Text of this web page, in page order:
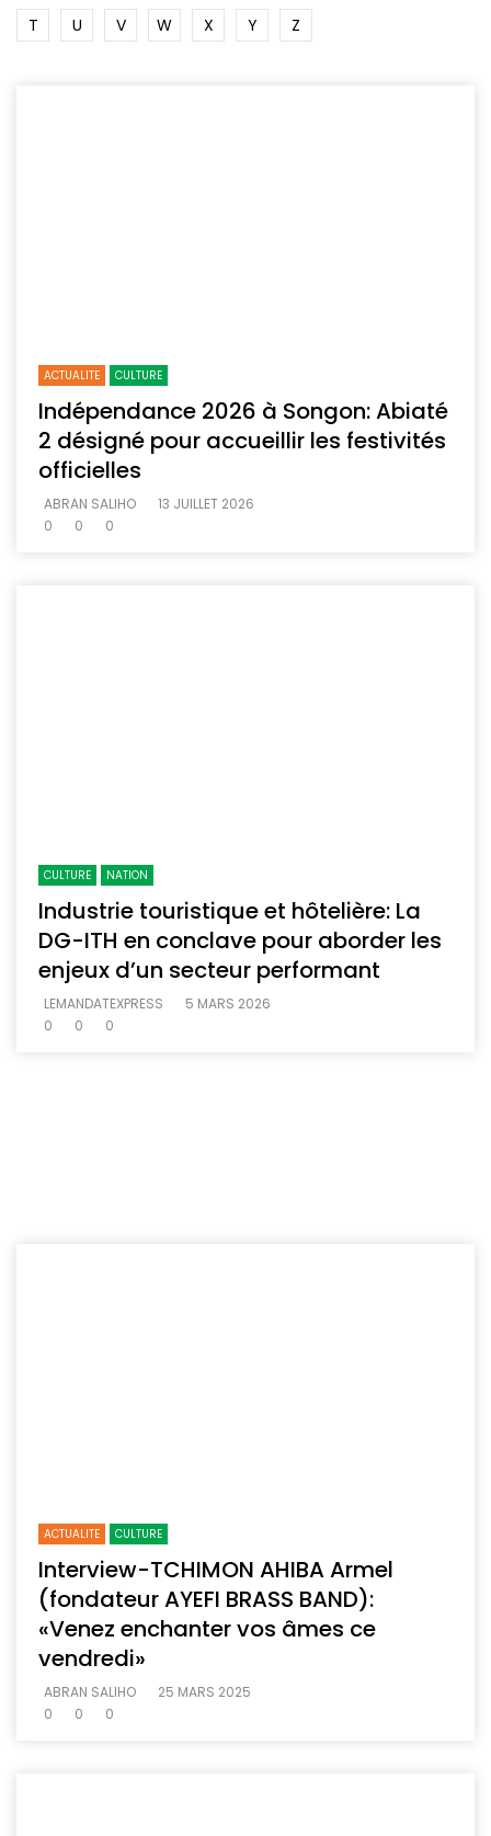
T
U V W X Y Z
ACTUALITE CULTURE
Indépendance 2026 à Songon: Abiaté
2 désigné pour accueillir les festivités
officielles
ABRAN SALIHO
13 JUILLET 2026
0
0 0
CULTURE NATION
Industrie touristique et hôtelière: La
DG-ITH en conclave pour aborder les
enjeux d’un secteur performant
LEMANDATEXPRESS
5 MARS 2026
0
0 0
ACTUALITE CULTURE
Interview-TCHIMON AHIBA Armel
(fondateur AYEFI BRASS BAND):
«Venez enchanter vos âmes ce
vendredi»
ABRAN SALIHO
25 MARS 2025
0
0 0